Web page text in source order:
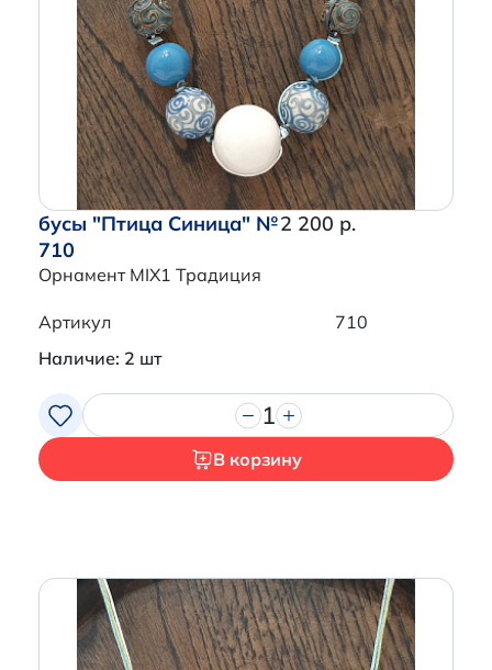
Перейти в корзину
бусы "Птица Синица" №
710
Орнамент MIX1 Традиция
2 200 р.
Артикул
710
Наличие: 2 шт
1
В корзину